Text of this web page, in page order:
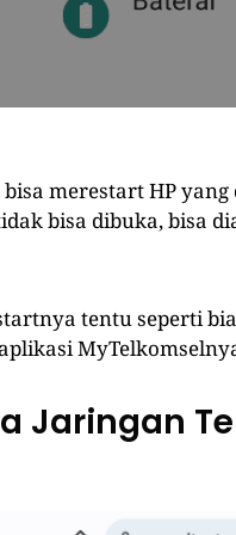
merestart HP
bisa dibuka, bisa
tentu seperti
Jaringan